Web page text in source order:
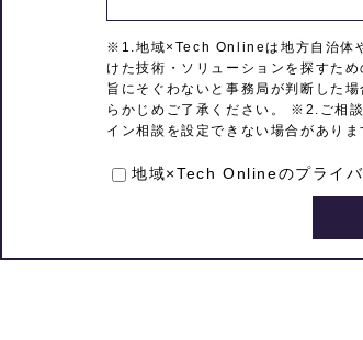
※1.地域×Tech Onlineは地方自治体
けた技術・ソリューションを探すた
旨にそぐわないと事務局が判断した
らかじめご了承ください。 ※2.ご相
イン相談を設定できない場合がありま
地域×Tech Onlineのプライ